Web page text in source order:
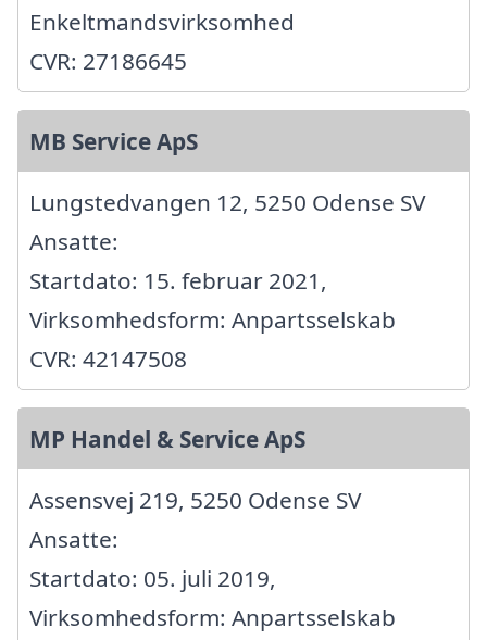
Enkeltmandsvirksomhed
CVR: 27186645
MB Service ApS
Lungstedvangen 12, 5250 Odense SV
Ansatte:
Startdato: 15. februar 2021,
Virksomhedsform: Anpartsselskab
CVR: 42147508
MP Handel & Service ApS
Assensvej 219, 5250 Odense SV
Ansatte:
Startdato: 05. juli 2019,
Virksomhedsform: Anpartsselskab